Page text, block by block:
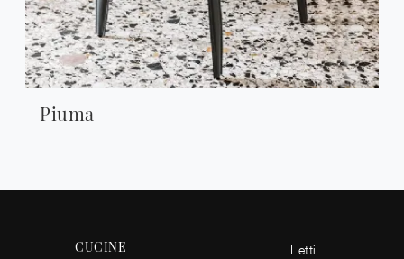
Piuma
CUCINE
Letti